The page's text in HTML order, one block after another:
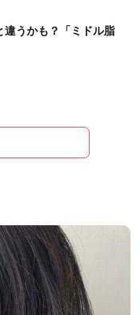
違うかも？「ミドル脂